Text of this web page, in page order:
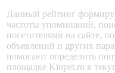
Данный рейтинг
частоты упоминаний,
посетителями на сайте,
объявлений и других
помогают определить
площадке Kinpet.ru в